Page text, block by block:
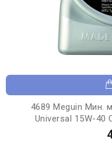
4689 Meguin Мин.
Universal 15W-40